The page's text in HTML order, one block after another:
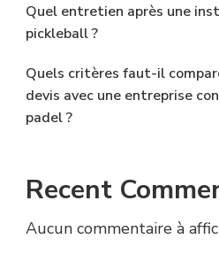
Quel entretien après une
pickleball ?
Quels critères faut-il
devis avec une entreprise
padel ?
Recent
Aucun commentaire à